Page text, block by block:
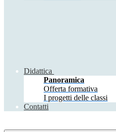
Didattica
Panoramica
Offerta formativa
I progetti delle classi
Contatti